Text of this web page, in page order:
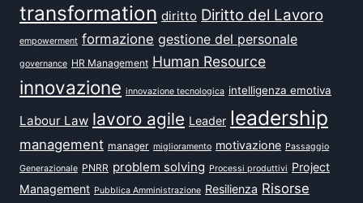
transformation diritto Diritto del Lavoro
empowerment formazione gestione del personale
governance HR Management Human Resource
innovazione innovazione tecnologica intelligenza emotiva
Labour Law lavoro agile Leader leadership
management manager miglioramento motivazione Passaggio
Generazionale PNRR problem solving Processi produttivi Project
Management Pubblica Amministrazione Resilienza Risorse